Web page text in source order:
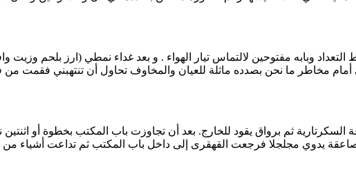
وبابه مفتوحين لالتماس تيار الهواء . و بعد غداء نمطي (ارز بلحم
أمام مخاطر ما نحن بصدده ماثلة للعيان والمخاوف تحاول أن تنتهبني
يدوي مجلجلا فرجعت القهقرى إلى داخل باب المكتب ثم تداعت أشياء من